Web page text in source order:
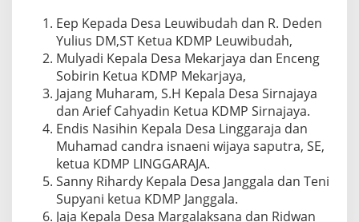
Eep Kepada Desa Leuwibudah dan R. Deden
Yulius DM,ST Ketua KDMP Leuwibudah,
Mulyadi Kepala Desa Mekarjaya dan Enceng
Sobirin Ketua KDMP Mekarjaya,
Jajang Muharam, S.H Kepala Desa Sirnajaya
dan Arief Cahyadin Ketua KDMP Sirnajaya.
Endis Nasihin Kepala Desa Linggaraja dan
Muhamad candra isnaeni wijaya saputra, SE,
ketua KDMP LINGGARAJA.
Sanny Rihardy Kepala Desa Janggala dan Teni
Supyani ketua KDMP Janggala.
Jaja Kepala Desa Margalaksana dan Ridwan